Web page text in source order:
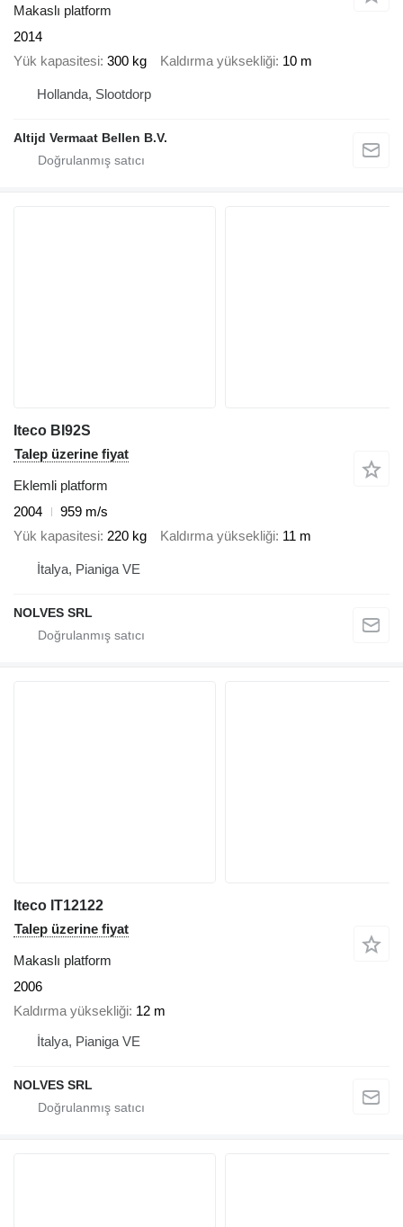
Makaslı platform
2014
Yük kapasitesi 300 kg Kaldırma yüksekliği 10 m
Hollanda, Slootdorp
Altijd Vermaat Bellen B.V.
Iteco BI92S
Talep üzerine fiyat
Eklemli platform
2004
959 m/s
Yük kapasitesi 220 kg Kaldırma yüksekliği 11 m
İtalya, Pianiga VE
NOLVES SRL
Iteco IT12122
Talep üzerine fiyat
Makaslı platform
2006
Kaldırma yüksekliği 12 m
İtalya, Pianiga VE
NOLVES SRL